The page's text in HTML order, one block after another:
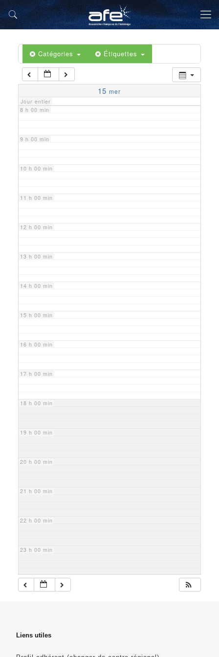
Catégories Étiquettes
15 mer
Jour entier
5 h 00 min
6 h 00 min
7 h 00 min
8 h 00 min
9 h 00 min
10 h 00 min
11 h 00 min
12 h 00 min
13 h 00 min
14 h 00 min
15 h 00 min
16 h 00 min
17 h 00 min
18 h 00 min
19 h 00 min
20 h 00 min
21 h 00 min
22 h 00 min
23 h 00 min
Liens utiles